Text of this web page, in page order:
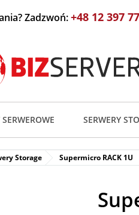
Zadzwoń:+48 12 397
SERWERY
Storage Supermicro RACK 1U